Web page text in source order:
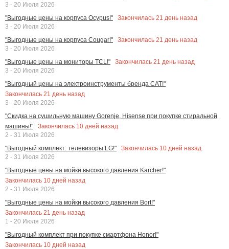
3 - 20 Июля 2026
"Выгодные цены на корпуса Ocypus!"
Закончилась 21 день назад
3 - 20 Июля 2026
"Выгодные цены на корпуса Cougar!"
Закончилась 21 день назад
3 - 20 Июля 2026
"Выгодные цены на мониторы TCL!"
Закончилась 21 день назад
3 - 20 Июля 2026
"Выгодный цены на электроинструменты бренда CAT!"
Закончилась 21 день назад
3 - 20 Июля 2026
"Скидка на сушильную машину Gorenje, Hisense при покупке стиральной
машины!"
Закончилась 10 дней назад
2 - 31 Июля 2026
"Выгодный комплект: телевизоры LG!"
Закончилась 10 дней назад
2 - 31 Июля 2026
"Выгодные цены на мойки высокого давления Karcher!"
Закончилась 10 дней назад
2 - 31 Июля 2026
"Выгодные цены на мойки высокого давления Bort!"
Закончилась 21 день назад
1 - 20 Июля 2026
"Выгодный комплект при покупке смартфона Honor!"
Закончилась 10 дней назад